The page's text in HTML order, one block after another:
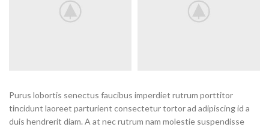
Purus lobortis senectus faucibus imperdiet rutrum porttitor
tincidunt laoreet parturient consectetur tortor ad adipiscing id a
duis hendrerit diam. A at nec rutrum nam molestie suspendisse